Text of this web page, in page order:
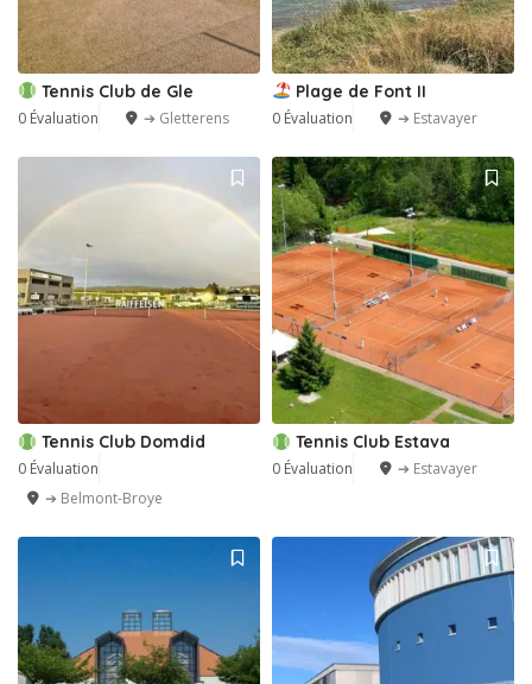
Tennis Club de Gle
0 Évaluation ➔ Gletterens
Plage de Font II
0 Évaluation ➔ Estavayer
Tennis Club Domdid
0 Évaluation
➔ Belmont-Broye
Tennis Club Estava
0 Évaluation ➔ Estavayer